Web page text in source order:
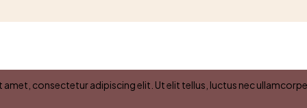
consectetur adipiscing elit. Ut elit tellus, luctus nec